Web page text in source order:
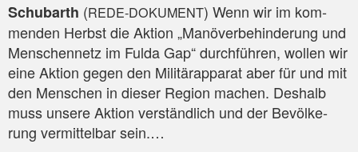
Schub­arth (REDE-DOKUMENT) Wenn wir im kom­
men­den Herbst die Akti­on „Manö­ver­be­hin­de­rung und
Men­schen­netz im Ful­da Gap“ durch­füh­ren, wol­len wir
eine Akti­on gegen den Mili­tär­ap­pa­rat aber für und mit
den Men­schen in die­ser Regi­on machen. Des­halb
muss unse­re Akti­on ver­ständ­lich und der Bevöl­ke­
rung ver­mit­tel­bar sein.…